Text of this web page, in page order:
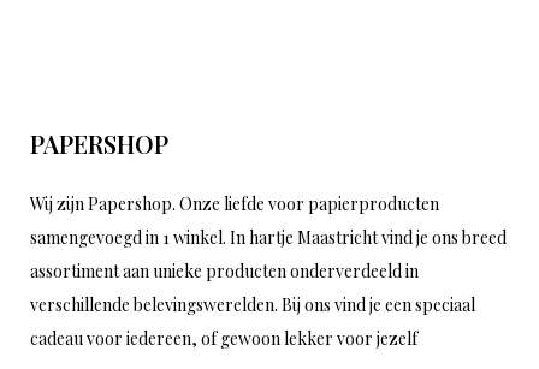
PAPERSHOP
Wij zijn Papershop. Onze liefde voor papierproducten
samengevoegd in 1 winkel. In hartje Maastricht vind je ons breed
assortiment aan unieke producten onderverdeeld in
verschillende belevingswerelden. Bij ons vind je een speciaal
cadeau voor iedereen, of gewoon lekker voor jezelf